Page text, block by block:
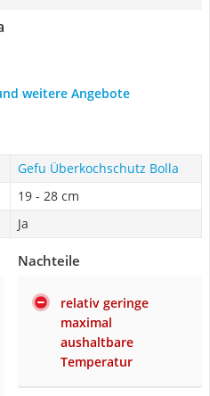
weitere Angebote
Gefu Überkochschutz Bolla
19 - 28 cm
Ja
Nachteile
relativ geringe
maximal
aushaltbare
Temperatur